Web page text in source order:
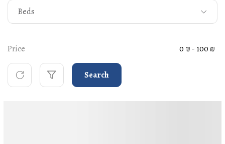
Beds
Price 0 ₪ - 100 ₪
Search